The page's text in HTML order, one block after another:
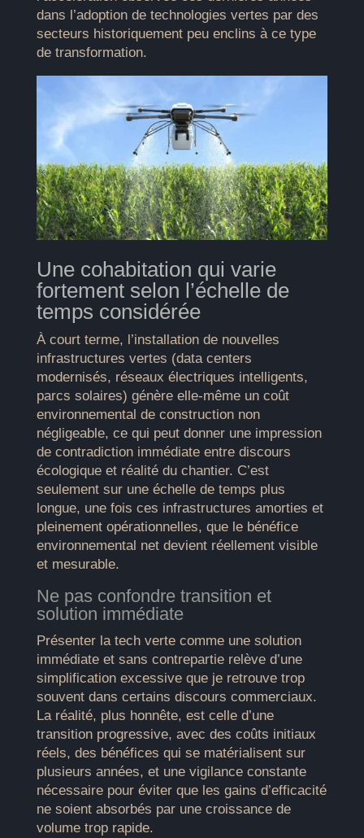
dans l’adoption de technologies vertes par des
secteurs historiquement peu enclins à ce type
de transformation.
Une cohabitation qui varie
fortement selon l’échelle de
temps considérée
À court terme, l’installation de nouvelles
infrastructures vertes (data centers
modernisés, réseaux électriques intelligents,
parcs solaires) génère elle-même un coût
environnemental de construction non
négligeable, ce qui peut donner une impression
de contradiction immédiate entre discours
écologique et réalité du chantier. C’est
seulement sur une échelle de temps plus
longue, une fois ces infrastructures amorties et
pleinement opérationnelles, que le bénéfice
environnemental net devient réellement visible
et mesurable.
Ne pas confondre transition et
solution immédiate
Présenter la tech verte comme une solution
immédiate et sans contrepartie relève d’une
simplification excessive que je retrouve trop
souvent dans certains discours commerciaux.
La réalité, plus honnête, est celle d’une
transition progressive, avec des coûts initiaux
réels, des bénéfices qui se matérialisent sur
plusieurs années, et une vigilance constante
nécessaire pour éviter que les gains d’efficacité
ne soient absorbés par une croissance de
volume trop rapide.